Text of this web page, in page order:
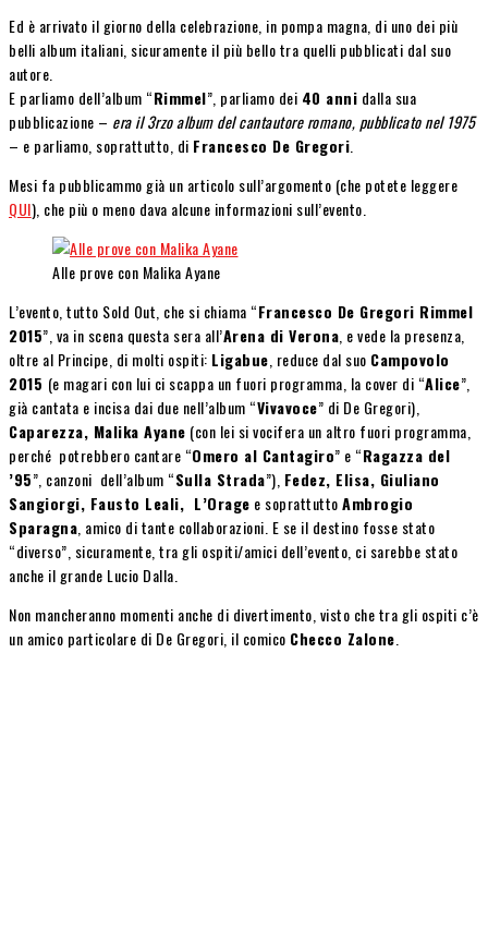
Ed è arrivato il giorno della celebrazione, in pompa magna, di uno dei più
belli album italiani, sicuramente il più bello tra quelli pubblicati dal suo
autore.
E parliamo dell’album “Rimmel”, parliamo dei 40 anni dalla sua
pubblicazione – era il 3rzo album del cantautore romano, pubblicato nel 1975
– e parliamo, soprattutto, di Francesco De Gregori
Mesi fa pubblicammo già un articolo sull’argomento (che potete leggere
QUI), che più o meno dava alcune informazioni sull’evento.
Alle prove con Malika Ayane
L’evento, tutto Sold Out, che si chiama “Francesco De Gregori Rimmel
2015”, va in scena questa sera all’Arena di Verona , e vede la presenza,
oltre al Principe, di molti ospiti: Ligabue , reduce dal suo Campovolo
2015 (e magari con lui ci scappa un fuori programma, la cover di “Alice”,
già cantata e incisa dai due nell’album “Vivavoce” di De Gregori),
Caparezza, Malika Ayane (con lei si vocifera un altro fuori programma,
perché potrebbero cantare “Omero al Cantagiro” e “Ragazza del
’95”, canzoni dell’album “Sulla Strada”), Fedez, Elisa, Giuliano
Sangiorgi, Fausto Leali, L’Orage e soprattuttoAmbrogio
Sparagna , amico di tante collaborazioni. E se il destino fosse stato
“diverso”, sicuramente, tra gli ospiti/amici dell’evento, ci sarebbe stato
anche il grande Lucio Dalla.
Non mancheranno momenti anche di divertimento, visto che tra gli ospiti c’è
un amico particolare di De Gregori, il comico Checco Zalone